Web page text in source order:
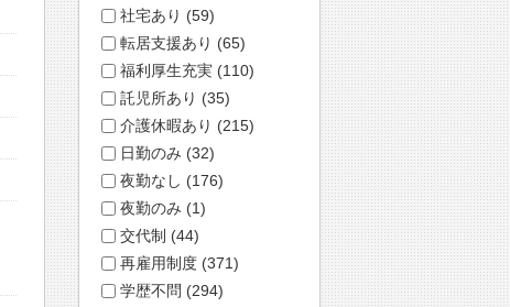
社宅あり (59)
転居支援あり (65)
福利厚生充実 (110)
託児所あり (35)
介護休暇あり (215)
日勤のみ (32)
夜勤なし (176)
夜勤のみ (1)
交代制 (44)
再雇用制度 (371)
学歴不問 (294)